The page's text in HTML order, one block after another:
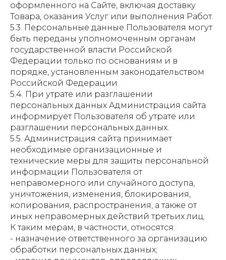
оформленного на Сайте, включая доставку
Товара, оказания Услуг или выполнения Работ.
5.3. Персональные данные Пользователя могут
быть переданы уполномоченным органам
государственной власти Российской
Федерации только по основаниям и в
порядке, установленным законодательством
Российской Федерации.
5.4. При утрате или разглашении
персональных данных Администрация сайта
информирует Пользователя об утрате или
разглашении персональных данных.
5.5. Администрация сайта принимает
необходимые организационные и
технические меры для защиты персональной
информации Пользователя от
неправомерного или случайного доступа,
уничтожения, изменения, блокирования,
копирования, распространения, а также от
иных неправомерных действий третьих лиц.
К таким мерам, в частности, относятся:
- назначение ответственного за организацию
обработки персональных данных;